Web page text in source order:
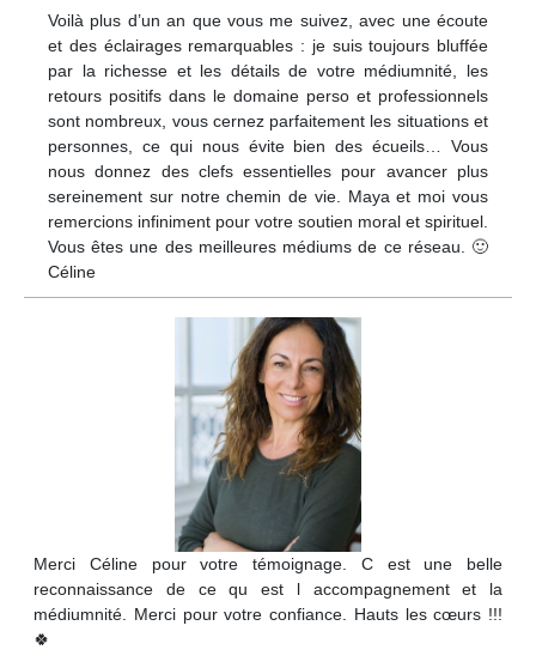
Voilà plus d’un an que vous me suivez, avec une écoute
et des éclairages remarquables : je suis toujours bluffée
par la richesse et les détails de votre médiumnité, les
retours positifs dans le domaine perso et professionnels
sont nombreux, vous cernez parfaitement les situations et
personnes, ce qui nous évite bien des écueils… Vous
nous donnez des clefs essentielles pour avancer plus
sereinement sur notre chemin de vie. Maya et moi vous
remercions infiniment pour votre soutien moral et spirituel.
Vous êtes une des meilleures médiums de ce réseau. 🙂
Céline
Merci Céline pour votre témoignage. C est une belle
reconnaissance de ce qu est l accompagnement et la
médiumnité. Merci pour votre confiance. Hauts les cœurs !!!
🍀